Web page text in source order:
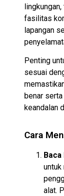
fasilitas
lapangan
Penting
sesuai
benar
keandalan
Cara
untuk
alat.